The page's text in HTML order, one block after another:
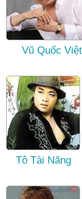
Vũ Quốc Việt
Tô Tài Năng